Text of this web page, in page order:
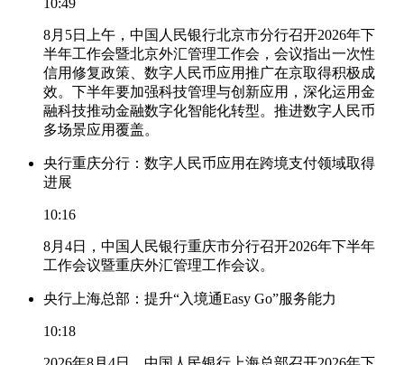
8月5日上午，中国人民银行北京市分行召开2026年下
半年工作会暨北京外汇管理工作会，会议指出一次性
信用修复政策、数字人民币应用推广在京取得积极成
效。下半年要加强科技管理与创新应用，深化运用金
融科技推动金融数字化智能化转型。推进数字人民币
多场景应用覆盖。
央行重庆分行：数字人民币应用在跨境支付领域取得
进展
10:16
8月4日，中国人民银行重庆市分行召开2026年下半年
工作会议暨重庆外汇管理工作会议。
央行上海总部：提升“入境通Easy Go”服务能力
10:18